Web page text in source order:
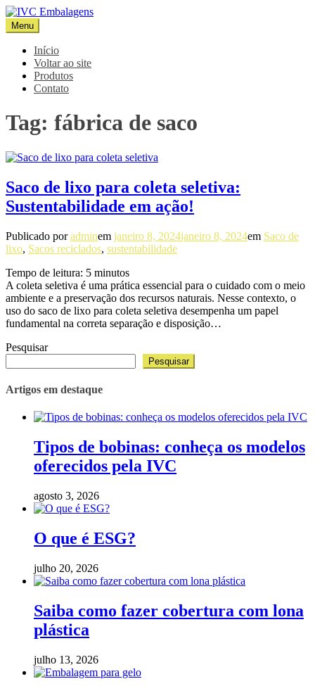
Pular
para
o
conteúdo
IVC Embalagens
Blog IVC
Menu
Início
Voltar ao site
Produtos
Contato
Tag: fábrica de saco
Saco de lixo para coleta seletiva:
Sustentabilidade em ação!
Publicado poradminem janeiro 8, 2024janeiro 8, 2024em Saco de
lixo, Sacos reciclados, sustentabilidade
Tempo de leitura: 5 minutos
A coleta seletiva é uma prática essencial para o cuidado com o meio
ambiente e a preservação dos recursos naturais. Nesse contexto, o
uso do saco de lixo para coleta seletiva desempenha um papel
fundamental na correta separação e disposição…
Pesquisar
Pesquisar
Artigos em destaque
Tipos de bobinas: conheça os modelos
oferecidos pela IVC
agosto 3, 2026
O que é ESG?
julho 20, 2026
Saiba como fazer cobertura com lona
plástica
julho 13, 2026